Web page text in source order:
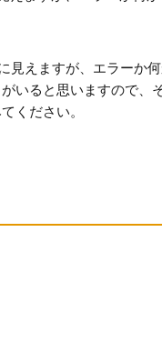
ますので、そこを右ク